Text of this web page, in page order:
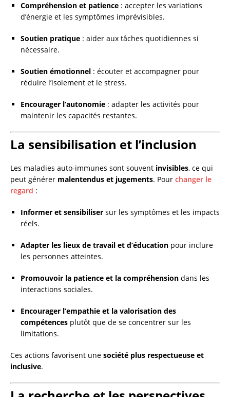
Compréhension et patience : accepter les variations
d’énergie et les symptômes imprévisibles.
Soutien pratique : aider aux tâches quotidiennes si
nécessaire.
Soutien émotionnel : écouter et accompagner pour
réduire l’isolement et le stress.
Encourager l’autonomie : adapter les activités pour
maintenir les capacités restantes.
La sensibilisation et l’inclusion
Les maladies auto-immunes sont souvent invisibles, ce qui
peut générer malentendus et jugements. Pour changer le
regard :
Informer et sensibiliser sur les symptômes et les impacts
réels.
Adapter les lieux de travail et d’éducation pour inclure
les personnes atteintes.
Promouvoir la patience et la compréhension dans les
interactions sociales.
Encourager l’empathie et la valorisation des
compétences plutôt que de se concentrer sur les
limitations.
Ces actions favorisent une société plus respectueuse et
inclusive.